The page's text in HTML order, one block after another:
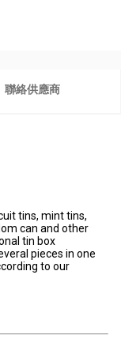
聯絡供應商
tins, mint tins,
can and other
tin box
pieces in one
to our